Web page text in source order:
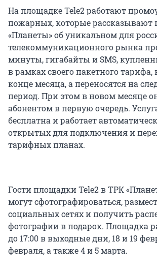
На площадке Tele2 работают
пожарных, которые рассказывают
«Планеты» об уникальном для
телекоммуникационного рынка
минуты, гигабайты и SMS,
в рамках своего пакетного тарифа,
конце месяца, а переносятся на
период. При этом в новом месяце
абонентом в первую очередь.
бесплатна и работает
открытых для подключения и
тарифных планах.
Гости площадки Tele2 в ТРК
могут сфотографироваться,
социальных сетях и получить
фотографии в подарок. Площадка
до 17:00 в выходные дни, 18 и 19
февраля, а также 4 и 5 марта.